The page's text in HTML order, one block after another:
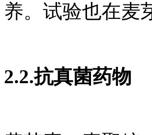
养。试验也在麦
2.2.抗真菌药物